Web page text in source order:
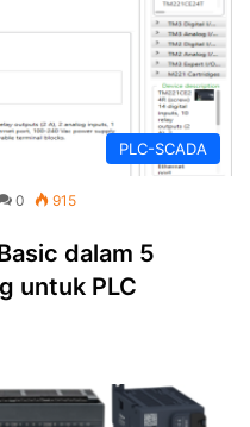
PLC-SCADA
0 915
dalam 5
untuk PLC